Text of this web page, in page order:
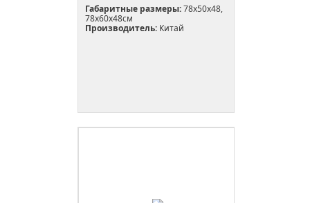
Габаритные размеры:78х50х48,
78х60х48см
Производитель: Китай